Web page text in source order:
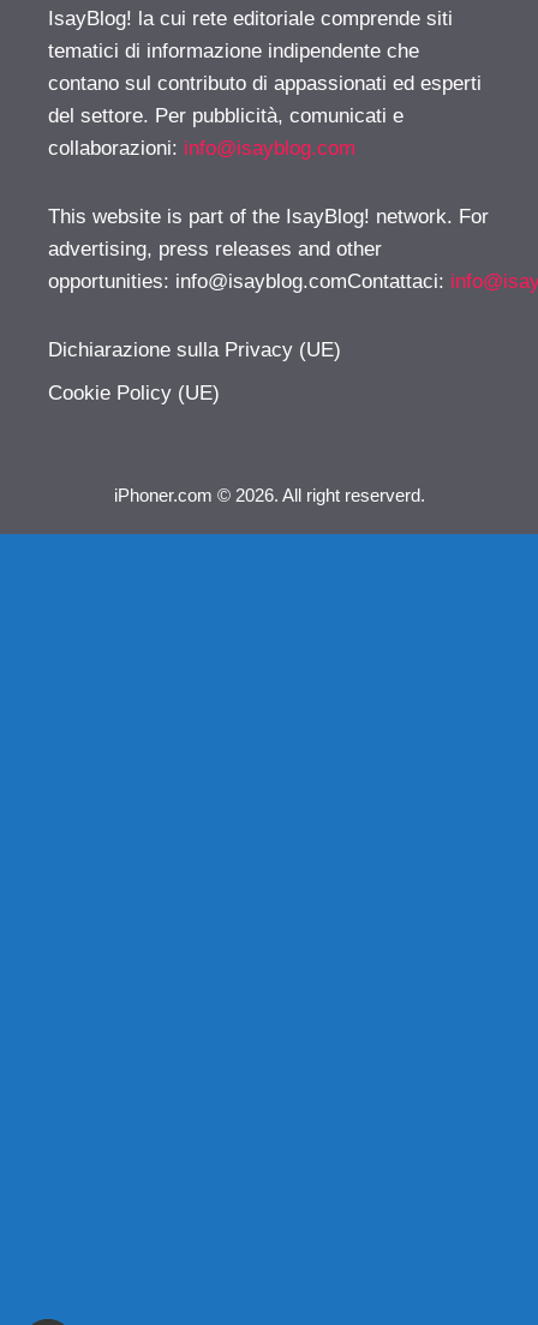
IsayBlog! la cui rete editoriale comprende siti
tematici di informazione indipendente che
contano sul contributo di appassionati ed esperti
del settore. Per pubblicità, comunicati e
collaborazioni: info@isayblog.com
This website is part of the IsayBlog! network. For
advertising, press releases and other
opportunities: info@isayblog.comContattaci:
Dichiarazione sulla Privacy (UE)
Cookie Policy (UE)
iPhoner.com © 2026. All right reserverd.